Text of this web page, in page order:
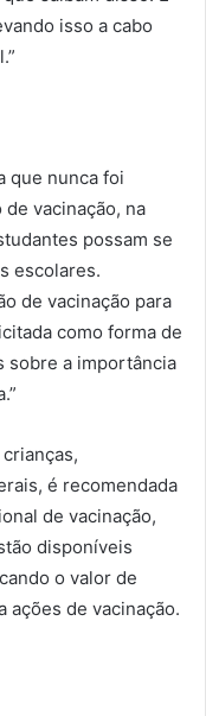
isso a cabo
que nunca foi
vacinação, na
possam se
escolares.
de vacinação para
como forma de
sobre a importância
é recomendada
de vacinação,
disponíveis
o valor de
ações de vacinação.